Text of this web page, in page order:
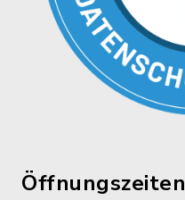
Öffnungszeiten